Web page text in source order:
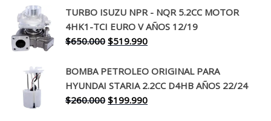
original
era:
$130.000.
actual
es:
$94.990.
TURBO ISUZU NPR - NQR 5.2CC MOTOR
4HK1-TCI EURO V AÑOS 12/19
$650.000 El
original
era:
$650.000.
$519.990El
actual
es:
$519.990.
BOMBA PETROLEO ORIGINAL PARA
HYUNDAI STARIA 2.2CC D4HB AÑOS 22/24
$260.000 El
$199.990El